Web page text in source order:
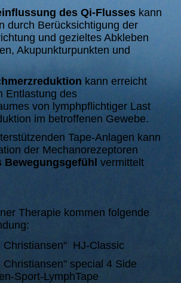
des Qi-Flusseskann
durch Berücksichtigung der
und gezieltes Abkleben
Akupunkturpunkten und
kann erreicht
Entlastung des
von lymphpflichtiger Last
im betroffenen Gewebe.
Tape-Anlagen kann
der Mechanorezeptoren
Bewegungsgefühl vermittelt
Therapie kommen folgende
Christiansen" HJ-Classic
Christiansen" special 4 Side
Sport-LymphTape